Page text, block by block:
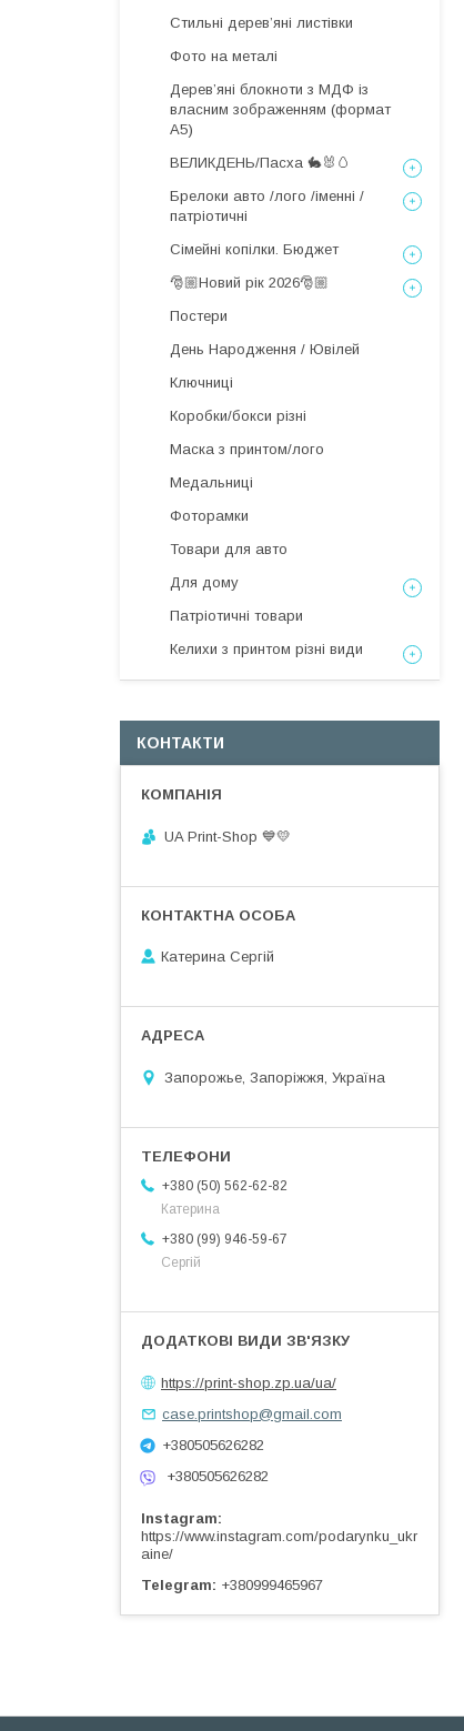
Стильні деревʼяні листівки
Фото на металі
Дерев’яні блокноти з МДФ із
власним зображенням (формат
А5)
ВЕЛИКДЕНЬ/Пасха 🐇🐰🥚
Брелоки авто /лого /іменні /
патріотичні
Сімейні копілки. Бюджет
🎅🏼Новий рік 2026🎅🏼
Постери
День Народження / Ювілей
Ключниці
Коробки/бокси різні
Маска з принтом/лого
Медальниці
Фоторамки
Товари для авто
Для дому
Патріотичні товари
Келихи з принтом різні види
КОНТАКТИ
UA Print-Shop ​💙💛
Катерина Сергій
Запорожье, Запоріжжя, Україна
+380 (50) 562-62-82
Катерина
+380 (99) 946-59-67
Сергій
https://print-shop.zp.ua/ua/
case.printshop@gmail.com
+380505626282
+380505626282
Instagram
https://www.instagram.com/podarynku_ukr
aine/
Telegram
+380999465967